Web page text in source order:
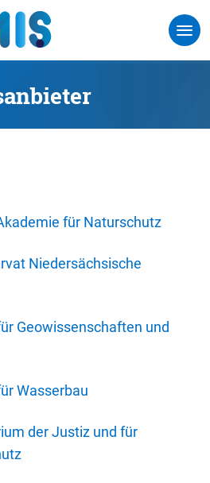
für Naturschutz
Niedersächsische
Geowissenschaften und
Wasserbau
der Justiz und für